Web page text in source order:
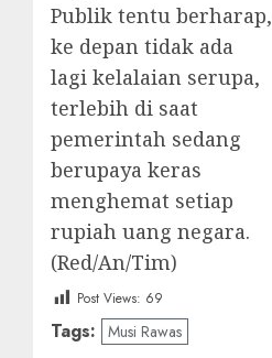
Publik tentu berharap,
ke depan tidak ada
lagi kelalaian serupa,
terlebih di saat
pemerintah sedang
berupaya keras
menghemat setiap
rupiah uang negara.
(Red/An/Tim)
Post Views: 69
Tags: Musi Rawas